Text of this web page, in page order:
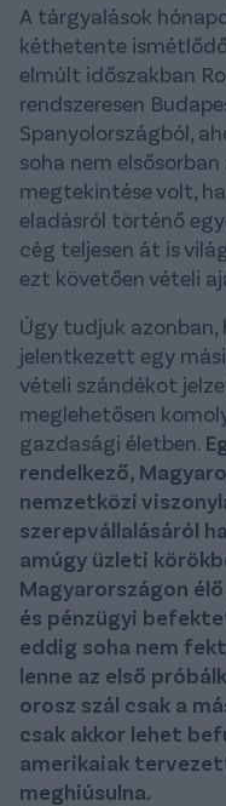
A tárgyalások
kéthetente
elmúlt időszakban
rendszeresen
Spanyolországból,
soha nem
megtekintése volt,
eladásról történő
cég teljesen át is
ezt követően vételi
Úgy tudjuk
jelentkezett egy
vételi szándékot
meglehetősen
gazdasági életben.
rendelkező,
nemzetközi
szerepvállalásáról
amúgy üzleti
Magyarországon
és pénzügyi
eddig soha nem
lenne az első
orosz szál csak a
csak akkor lehet
amerikaiak
meghiúsulna.